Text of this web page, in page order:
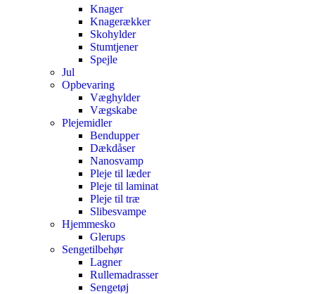
Knager
Knagerækker
Skohylder
Stumtjener
Spejle
Jul
Opbevaring
Væghylder
Vægskabe
Plejemidler
Bendupper
Dækdåser
Nanosvamp
Pleje til læder
Pleje til laminat
Pleje til træ
Slibesvampe
Hjemmesko
Glerups
Sengetilbehør
Lagner
Rullemadrasser
Sengetøj